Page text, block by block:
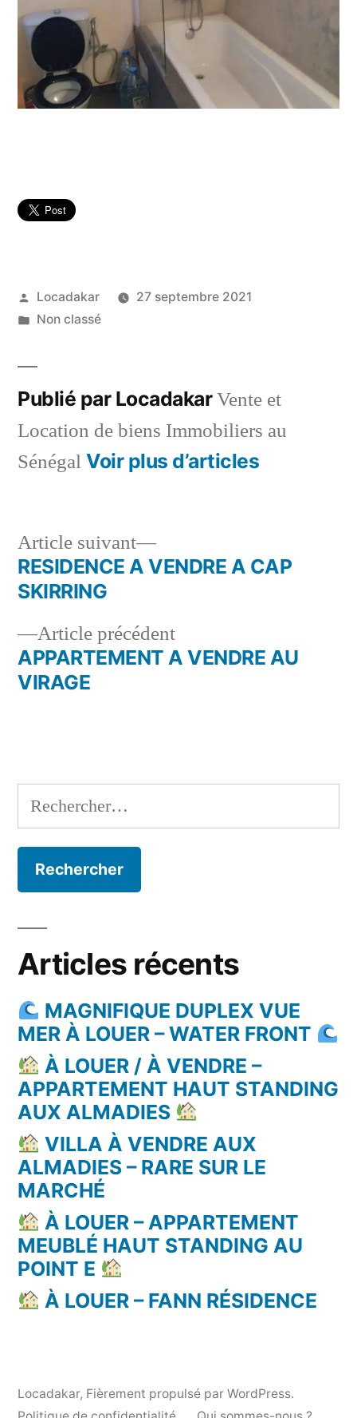
Publié
par
Locadakar
27 septembre 2021
Publié
Non classé
Publié par LocadakarVente et
Location de biens Immobiliers au
Sénégal Voir plus d’articles
Navigation
l’article
Article précédentArticle
précédent :
APPARTEMENT A VENDRE AU
VIRAGE
Article suivant
Article
suivant :
RESIDENCE A VENDRE A CAP
SKIRRING
Rechercher :
Articles récents
MAGNIFIQUE DUPLEX VUE
MER À LOUER – WATER FRONT
À LOUER / À VENDRE –
APPARTEMENT HAUT STANDING
AUX ALMADIES
VILLA À VENDRE AUX
ALMADIES – RARE SUR LE
MARCHÉ
À LOUER – APPARTEMENT
MEUBLÉ HAUT STANDING AU
POINT E
À LOUER – FANN RÉSIDENCE
Locadakar, Fièrement propulsé par WordPress.